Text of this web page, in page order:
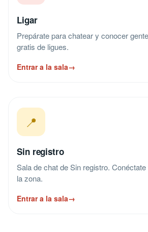
Ligar
Prepárate para chatear y conocer
gratis de ligues.
Entrar a la sala→
📍
Sin registro
Sala de chat de Sin registro.
la zona.
Entrar a la sala→